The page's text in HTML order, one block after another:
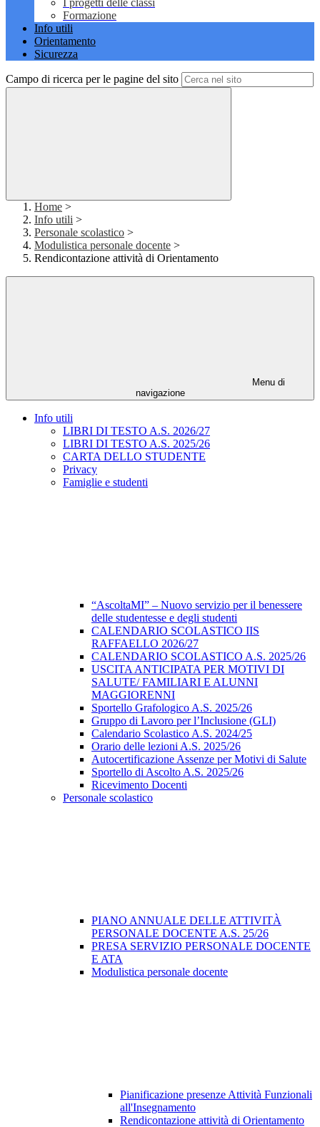
I progetti delle classi
Formazione
Info utili
Orientamento
Sicurezza
Campo di ricerca per le pagine del sito
Home >
Info utili >
Personale scolastico >
Modulistica personale docente >
Rendicontazione attività di Orientamento
Menu di
navigazione
Info utili
LIBRI DI TESTO A.S. 2026/27
LIBRI DI TESTO A.S. 2025/26
CARTA DELLO STUDENTE
Privacy
Famiglie e studenti
“AscoltaMI” – Nuovo servizio per il benessere
delle studentesse e degli studenti
CALENDARIO SCOLASTICO IIS
RAFFAELLO 2026/27
CALENDARIO SCOLASTICO A.S. 2025/26
USCITA ANTICIPATA PER MOTIVI DI
SALUTE/ FAMILIARI E ALUNNI
MAGGIORENNI
Sportello Grafologico A.S. 2025/26
Gruppo di Lavoro per l’Inclusione (GLI)
Calendario Scolastico A.S. 2024/25
Orario delle lezioni A.S. 2025/26
Autocertificazione Assenze per Motivi di Salute
Sportello di Ascolto A.S. 2025/26
Ricevimento Docenti
Personale scolastico
PIANO ANNUALE DELLE ATTIVITÀ
PERSONALE DOCENTE A.S. 25/26
PRESA SERVIZIO PERSONALE DOCENTE
E ATA
Modulistica personale docente
Pianificazione presenze Attività Funzionali
all'Insegnamento
Rendicontazione attività di Orientamento